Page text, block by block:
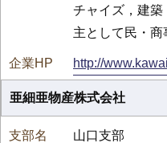
チャイズ，建築
主として民・商
http://
亜細亜物産株式会社
山口支部